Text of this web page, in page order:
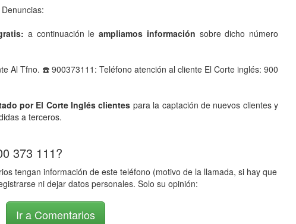
a continuación le ampliamos información sobre dicho número
Al Tfno. ☎️ 900373111: Teléfono atención al cliente El Corte inglés: 900
por El Corte Inglés clientes para la captación de nuevos clientes y
a terceros.
373 111?
tengan información de este teléfono (motivo de la llamada, si hay que
ni dejar datos personales. Solo su opinión:
Ir a Comentarios